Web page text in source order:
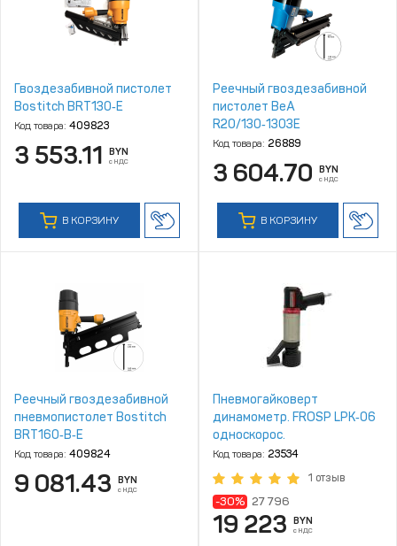
Гвоздезабивной пистолет
Bostitch BRT130‑E
Код товара: 409823
3 553.11 BYN
с НДС
В КОРЗИНУ
Реечный гвоздезабивной
пистолет BeA
R20/130‑1303E
Код товара: 26889
3 604.70 BYN
с НДС
В КОРЗИНУ
Реечный гвоздезабивной
пневмопистолет Bostitch
BRT160‑B‑E
Код товара: 409824
9 081.43 BYN
с НДС
Пневмогайковерт
динамометр. FROSP LPK‑06
односкорос.
Код товара: 23534
1 отзыв
-30% 27 796
19 223 BYN
с НДС